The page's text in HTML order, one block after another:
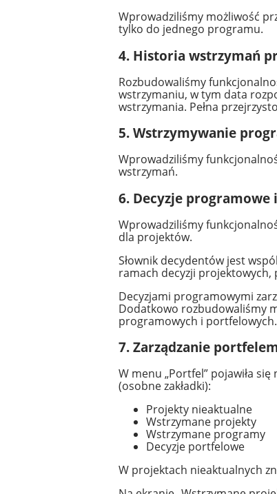
Wprowadziliśmy możliwość
tylko do jednego programu.
4. Historia wstrzymań
Rozbudowaliśmy
wstrzymaniu, w tym data
wstrzymania. Pełna
5. Wstrzymywanie
Wprowadziliśmy
wstrzymań.
6. Decyzje programowe
Wprowadziliśmy
dla projektów.
Słownik decydentów jest
ramach decyzji
Decyzjami programowymi
Dodatkowo rozbudowaliśmy
programowych i portfelowych.
7. Zarządzanie
W menu „Portfel” pojawiła
(osobne zakładki):
Projekty nieaktualne
Wstrzymane projekty
Wstrzymane programy
Decyzje portfelowe
W projektach nieaktualnych